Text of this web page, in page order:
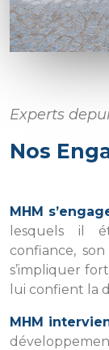
Experts
Nos
MHM
lesquels il
confiance,
s’impliquer
lui confient la
MHM